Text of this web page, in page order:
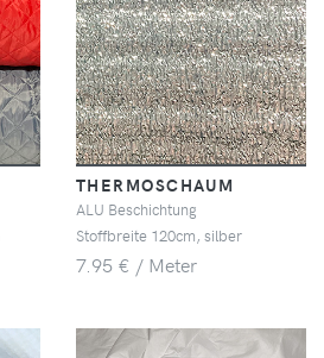
THERMOSCHAUM
ALU Beschichtung
Stoffbreite 120cm, silber
7.95 € / Meter